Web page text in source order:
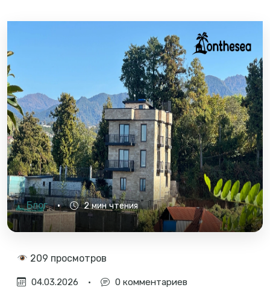
Блог • 2 мин чтения
209 просмотров
04.03.2026 • 0 комментариев